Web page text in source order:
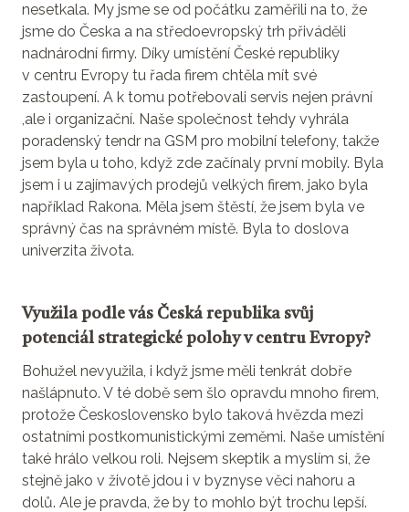
nesetkala. My jsme se od počátku zaměřili na to, že
jsme do Česka a na středoevropský trh přiváděli
nadnárodní firmy. Díky umístění České republiky
v centru Evropy tu řada firem chtěla mít své
zastoupení. A k tomu potřebovali servis nejen právní
,ale i organizační. Naše společnost tehdy vyhrála
poradenský tendr na GSM pro mobilní telefony, takže
jsem byla u toho, když zde začínaly první mobily. Byla
jsem i u zajímavých prodejů velkých firem, jako byla
například Rakona. Měla jsem štěstí, že jsem byla ve
správný čas na správném místě. Byla to doslova
univerzita života.
Využila podle vás Česká republika svůj
potenciál strategické polohy v centru Evropy?
Bohužel nevyužila, i když jsme měli tenkrát dobře
našlápnuto. V té době sem šlo opravdu mnoho firem,
protože Československo bylo taková hvězda mezi
ostatními postkomunistickými zeměmi. Naše umístění
také hrálo velkou roli. Nejsem skeptik a myslím si, že
stejně jako v životě jdou i v byznyse věci nahoru a
dolů. Ale je pravda, že by to mohlo být trochu lepší.